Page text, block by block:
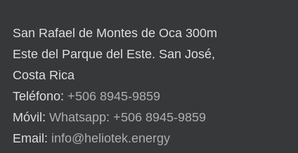
San Rafael de Montes de Oca 300m
Este del Parque del Este. San José,
Costa Rica
Teléfono: +506 8945-9859
Móvil:Whatsapp: +506 8945-9859
Email: info@heliotek.energy